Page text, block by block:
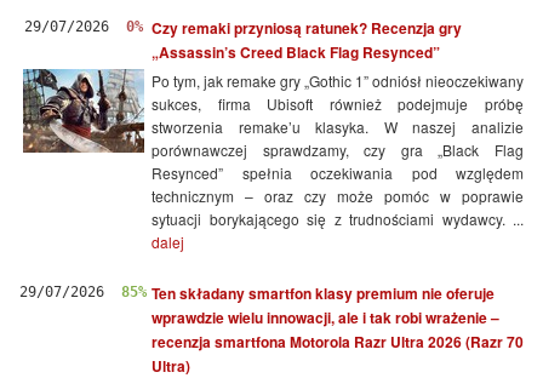
29/07/2026 0% Czy remaki przyniosą ratunek? Recenzja gry
„Assassin’s Creed Black Flag Resynced”
Po tym, jak remake gry „Gothic 1” odniósł nieoczekiwany
sukces, firma Ubisoft również podejmuje próbę
stworzenia remake’u klasyka. W naszej analizie
porównawczej sprawdzamy, czy gra „Black Flag
Resynced” spełnia oczekiwania pod względem
technicznym – oraz czy może pomóc w poprawie
sytuacji borykającego się z trudnościami wydawcy. ...
dalej
29/07/2026 85% Ten składany smartfon klasy premium nie oferuje
wprawdzie wielu innowacji, ale i tak robi wrażenie –
recenzja smartfona Motorola Razr Ultra 2026 (Razr 70
Ultra)